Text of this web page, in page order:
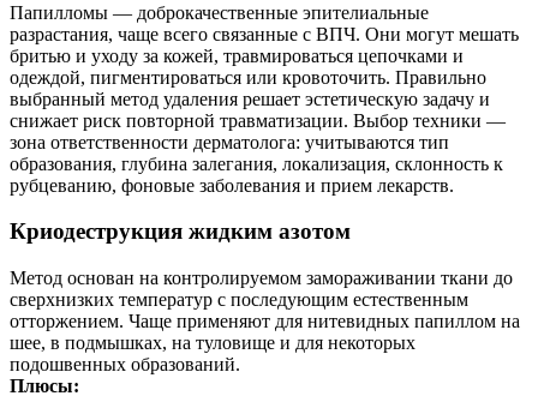
Папилломы — доброкачественные эпителиальные
разрастания, чаще всего связанные с ВПЧ. Они могут мешать
бритью и уходу за кожей, травмироваться цепочками и
одеждой, пигментироваться или кровоточить. Правильно
выбранный метод удаления решает эстетическую задачу и
снижает риск повторной травматизации. Выбор техники —
зона ответственности дерматолога: учитываются тип
образования, глубина залегания, локализация, склонность к
рубцеванию, фоновые заболевания и прием лекарств.
Криодеструкция жидким азотом
Метод основан на контролируемом замораживании ткани до
сверхнизких температур с последующим естественным
отторжением. Чаще применяют для нитевидных папиллом на
шее, в подмышках, на туловище и для некоторых
подошвенных образований.
Плюсы: